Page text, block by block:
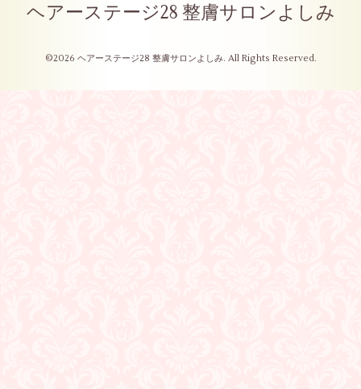
ヘアーステージ28 整膚サロンよしみ
©2026 ヘアーステージ28 整膚サロンよしみ. All Rights Reserved.